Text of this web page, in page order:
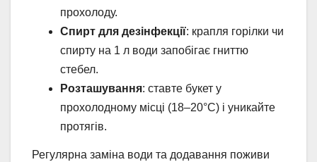
прохолоду.
Спирт для дезінфекції: крапля горілки чи
спирту на 1 л води запобігає гниттю
стебел.
Розташування: ставте букет у
прохолодному місці (18–20°C) і уникайте
протягів.
Регулярна заміна води та додавання поживи